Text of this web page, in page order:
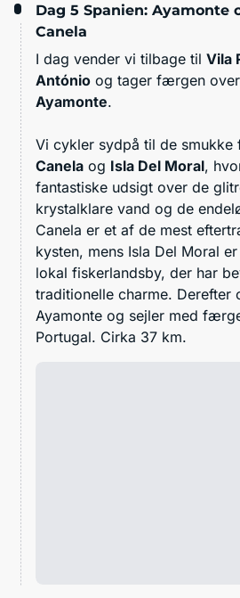
Dag 5 Spanien: Ayamonte
Canela
I dag vender vi tilbage til Vila
António og tager færgen
Ayamonte.
Vi cykler sydpå til de smukke
Canela og Isla Del Moral,
fantastiske udsigt over de
krystalklare vand og de
Canela er et af de mest
kysten, mens Isla Del Moral
lokal fiskerlandsby, der har
traditionelle charme. Derefter
Ayamonte og sejler med
Portugal. Cirka 37 km.